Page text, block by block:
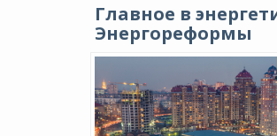
Главное в
Энергореформы